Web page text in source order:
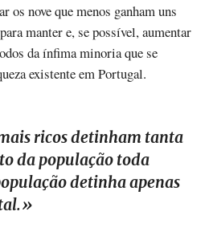
os nove que menos ganham uns
manter e, se possível, aumentar
da ínfima minoria que se
existente em Portugal.
ricos detinham tanta
da população toda
detinha apenas
»